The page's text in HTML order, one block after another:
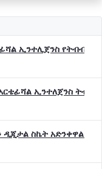
ኢንተሊጀንስ የትብብር
ኢንተለጀንስ
ስኬት አድንቀዋል